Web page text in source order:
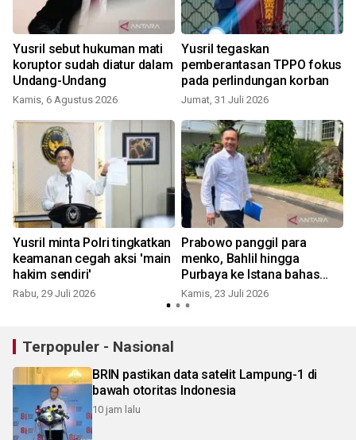
Yusril sebut hukuman mati
koruptor sudah diatur dalam
Undang-Undang
Kamis, 6 Agustus 2026
Yusril tegaskan
pemberantasan TPPO fokus
pada perlindungan korban
Jumat, 31 Juli 2026
Yusril minta Polri tingkatkan
keamanan cegah aksi 'main
hakim sendiri'
Rabu, 29 Juli 2026
Prabowo panggil para
menko, Bahlil hingga
Purbaya ke Istana bahas
KDMP
Kamis, 23 Juli 2026
Terpopuler - Nasional
BRIN pastikan data satelit Lampung-1 di
bawah otoritas Indonesia
10 jam lalu